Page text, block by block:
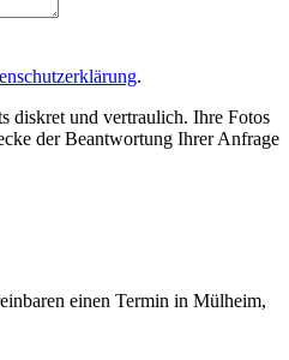
.
diskret und vertraulich. Ihre Fotos
der Beantwortung Ihrer Anfrage
einen Termin in Mülheim,